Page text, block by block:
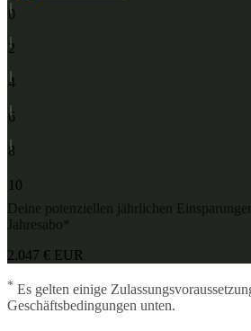
0
1
2
3
4
5
67
89
10
Deine potenziellen jährlichen
Jahresabo*
2.047 € EUR
* Es gelten einige
Geschäftsbedingungen unten.